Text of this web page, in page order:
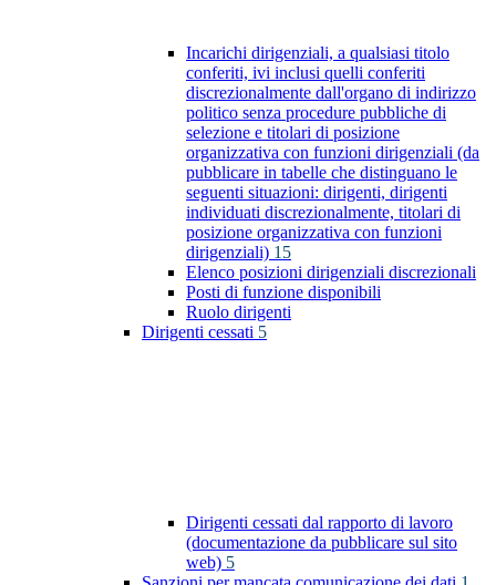
Incarichi dirigenziali, a qualsiasi titolo
conferiti, ivi inclusi quelli conferiti
discrezionalmente dall'organo di indirizzo
politico senza procedure pubbliche di
selezione e titolari di posizione
organizzativa con funzioni dirigenziali (da
pubblicare in tabelle che distinguano le
seguenti situazioni: dirigenti, dirigenti
individuati discrezionalmente, titolari di
posizione organizzativa con funzioni
dirigenziali) 15
Elenco posizioni dirigenziali discrezionali
Posti di funzione disponibili
Ruolo dirigenti
Dirigenti cessati 5
Dirigenti cessati dal rapporto di lavoro
(documentazione da pubblicare sul sito
web) 5